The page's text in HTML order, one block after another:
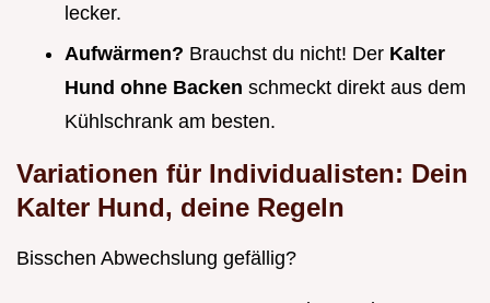
lecker.
Aufwärmen? Brauchst du nicht! Der Kalter
Hund ohne Backen schmeckt direkt aus dem
Kühlschrank am besten.
Variationen für Individualisten: Dein
Kalter Hund, deine Regeln
Bisschen Abwechslung gefällig?